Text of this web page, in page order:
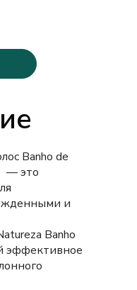
Banho de
— это
и
Banho
эффективное